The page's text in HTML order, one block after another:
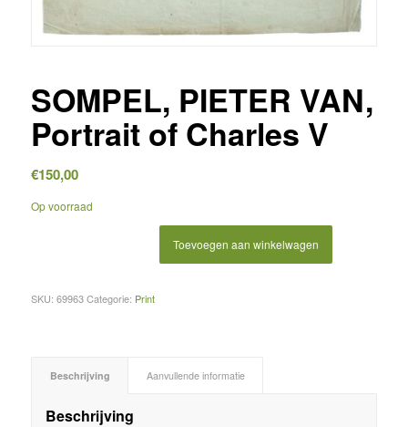
SOMPEL, PIETER VAN,
Portrait of Charles V
€150,00
Op voorraad
Toevoegen aan winkelwagen
SKU: 69963 Categorie: Print
Beschrijving Aanvullende informatie
Beschrijving